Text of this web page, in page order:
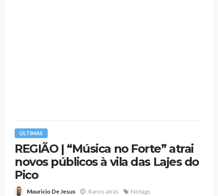
ÚLTIMAS
REGIÃO | “Música no Forte” atrai
novos públicos à vila das Lajes do
Pico
Mauricio De Jesus 4 anos atrás No tags